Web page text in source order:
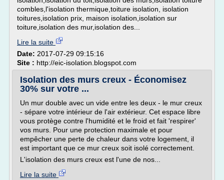
combles,l'isolation thermique,toiture isolation, isolation
toitures,isolation prix, maison isolation,isolation sur
toiture,isolation des mur,isolation des...
Lire la suite
Date: 2017-07-29 09:15:16
Site : http://eic-isolation.blogspot.com
Isolation des murs creux - Économisez
30% sur votre ...
Un mur double avec un vide entre les deux - le mur creux
- sépare votre intérieur de l'air extérieur. Cet espace libre
vous protège contre l'humidité et le froid et fait 'respirer'
vos murs. Pour une protection maximale et pour
empêcher une perte de chaleur dans votre logement, il
est important que ce mur creux soit isolé correctement.
L'isolation des murs creux est l'une de nos...
Lire la suite